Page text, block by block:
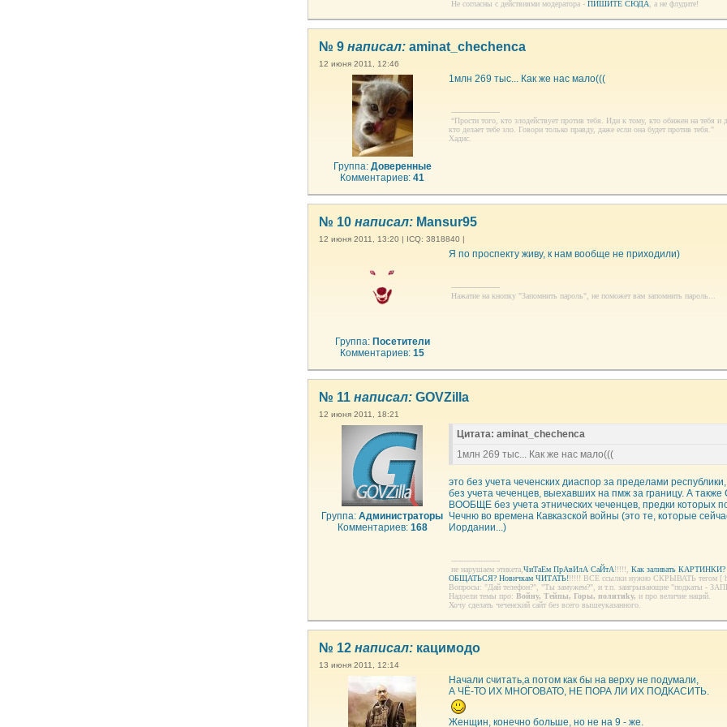
Не согласны с действиями модератора - ПИШИТЕ СЮДА , а не флудите!
№ 9 написал: aminat_chechenca
12 июня 2011, 12:46
Группа: Доверенные
Комментариев: 41
1млн 269 тыс... Как же нас мало(((
--------------------
“Прости того, кто злодействует против тебя. Иди к тому, кто обижен на тебя и
кто делает тебе зло. Говори только правду, даже если она будет против тебя."
Хадис.
№ 10 написал: Mansur95
12 июня 2011, 13:20 | ICQ: 3818840 |
Группа: Посетители
Комментариев: 15
Я по проспекту живу, к нам вообще не приходили)
--------------------
Нажатие на кнопку "Запомнить пароль", не поможет вам запомнить пароль...
№ 11 написал: GOVZilla
12 июня 2011, 18:21
Группа: Администраторы
Комментариев: 168
Цитата: aminat_chechenca
1млн 269 тыс... Как же нас мало(((
это без учета чеченских диаспор за пределами
без учета чеченцев, выехавших на пмж за границу. А
ВООБЩЕ без учета этнических чеченцев, предки которых
Чечню во времена Кавказской войны (это те, которые
Иордании...)
--------------------
не нарушаем этикета, ЧиТаЕм ПрАвИлА СаЙтА!!!!!, Как заливать КАРТИНКИ?
ОБЩАТЬСЯ? Новичкам ЧИТАТЬ!!!!!! ВСЕ ссылки нужно СКРЫВАТЬ тегом [
Вопросы: "Дай телефон?", "Ты замужем?", и т.п. заигрывающие "подкаты -
Надоели темы про: Войну, Тейпы, Горы, пoлитиkу, и про величие наций.
Хочу сделать чеченский сайт без всего вышеуказанного.
№ 12 написал: кацимодо
13 июня 2011, 12:14
Начали считать,а потом как бы на верху не подумали,
А ЧЁ-ТО ИХ МНОГОВАТО, НЕ ПОРА ЛИ ИХ ПОДКАСИТЬ.
Женщин, конечно больше, но не на 9 - же.